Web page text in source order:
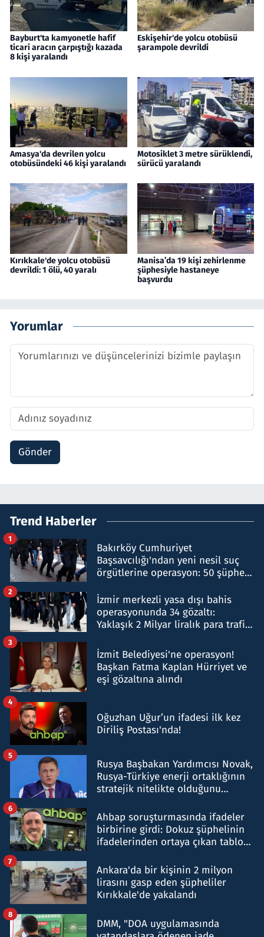
Bayburt'ta kamyonetle hafif
ticari aracın çarpıştığı kazada
8 kişi yaralandı
Eskişehir'de yolcu otobüsü
şarampole devrildi
Amasya'da devrilen yolcu
otobüsündeki 46 kişi yaralandı
Motosiklet 3 metre sürüklendi,
sürücü yaralandı
Kırıkkale'de yolcu otobüsü
devrildi: 1 ölü, 40 yaralı
Manisa’da 19 kişi zehirlenme
şüphesiyle hastaneye
başvurdu
Yorumlar
Gönder
Trend Haberler
Bakırköy Cumhuriyet
Başsavcılığı'ndan yeni nesil suç
örgütlerine operasyon: 50 şüpheli
1
İzmir merkezli yasa dışı bahis
operasyonunda 34 gözaltı:
Yaklaşık 2 Milyar liralık para trafiği
2
İzmit Belediyesi'ne operasyon!
Başkan Fatma Kaplan Hürriyet ve
eşi gözaltına alındı
3
Oğuzhan Uğur’un ifadesi ilk kez
Diriliş Postası'nda!
4
Rusya Başbakan Yardımcısı Novak,
Rusya-Türkiye enerji ortaklığının
stratejik nitelikte olduğunu
5
Ahbap soruşturmasında ifadeler
birbirine girdi: Dokuz şüphelinin
ifadelerinden ortaya çıkan tablo
6
Ankara'da bir kişinin 2 milyon
lirasını gasp eden şüpheliler
Kırıkkale'de yakalandı
7
DMM, "DOA uygulamasında
8